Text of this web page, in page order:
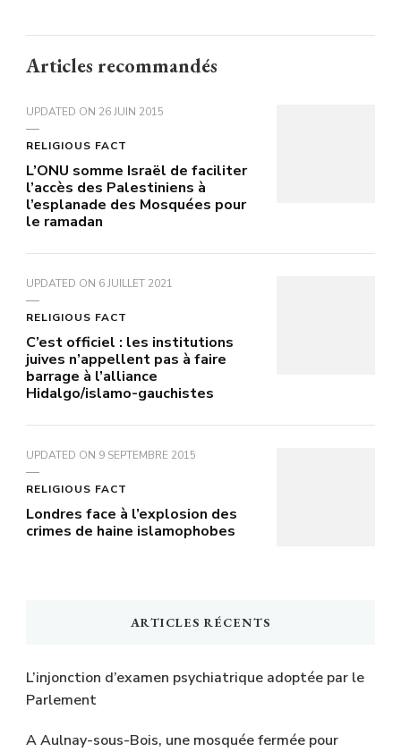
Articles recommandés
UPDATED ON 26 JUIN 2015
RELIGIOUS FACT
L’ONU somme Israël de faciliter
l’accès des Palestiniens à
l’esplanade des Mosquées pour
le ramadan
UPDATED ON 6 JUILLET 2021
RELIGIOUS FACT
C’est officiel : les institutions
juives n’appellent pas à faire
barrage à l’alliance
Hidalgo/islamo-gauchistes
UPDATED ON 9 SEPTEMBRE 2015
RELIGIOUS FACT
Londres face à l’explosion des
crimes de haine islamophobes
ARTICLES RÉCENTS
L’injonction d’examen psychiatrique adoptée par le
Parlement
A Aulnay-sous-Bois, une mosquée fermée pour